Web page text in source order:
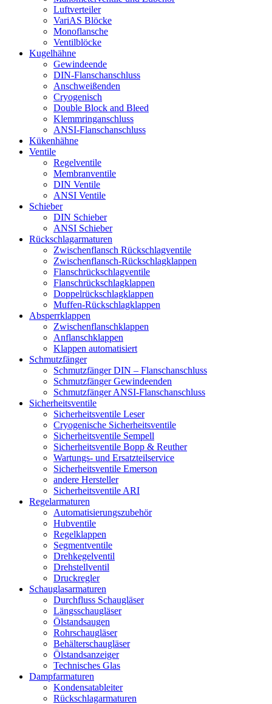
Luftverteiler
VariAS Blöcke
Monoflansche
Ventilblöcke
Kugelhähne
Gewindeende
DIN-Flanschanschluss
Anschweißenden
Cryogenisch
Double Block and Bleed
Klemmringanschluss
ANSI-Flanschanschluss
Kükenhähne
Ventile
Regelventile
Membranventile
DIN Ventile
ANSI Ventile
Schieber
DIN Schieber
ANSI Schieber
Rückschlag­armaturen
Zwischenflansch Rückschlagventile
Zwischenflansch-Rückschlagklappen
Flanschrückschlagventile
Flanschrückschlagklappen
Doppelrückschlagklappen
Muffen-Rückschlagklappen
Absperrklappen
Zwischenflanschklappen
Anflanschklappen
Klappen automatisiert
Schmutzfänger
Schmutzfänger DIN – Flanschanschluss
Schmutzfänger Gewindeenden
Schmutzfänger ANSI-Flanschanschluss
Sicherheitsventile
Sicherheitsventile Leser
Cryogenische Sicherheitsventile
Sicherheitsventile Sempell
Sicherheitsventile Bopp & Reuther
Wartungs- und Ersatzteilservice
Sicherheitsventile Emerson
andere Hersteller
Sicherheitsventile ARI
Regelarmaturen
Automatisierungszubehör
Hubventile
Regelklappen
Segmentventile
Drehkegelventil
Drehstellventil
Druckregler
Schauglas­armaturen
Durchfluss Schaugläser
Längsschaugläser
Ölstandsaugen
Rohrschaugläser
Behälterschaugläser
Ölstandsanzeiger
Technisches Glas
Dampfarmaturen
Kondensatableiter
Rückschlagarmaturen